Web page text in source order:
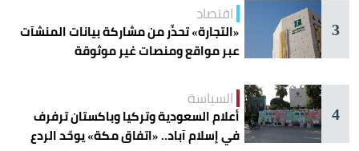
3
اقتصاد
«التجارة» تحذّر من مشاركة بيانات المنشآت
عبر مواقع ومنصات غير موثوقة
4
السياسة
أعلام السعودية وتركيا وباكستان ترفرف
في إسلام آباد.. «اتفاق مكة» يوحّد الردع